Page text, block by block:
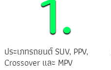
ประเภทรถยนต์ SUV, PPV,
Crossover และ MPV